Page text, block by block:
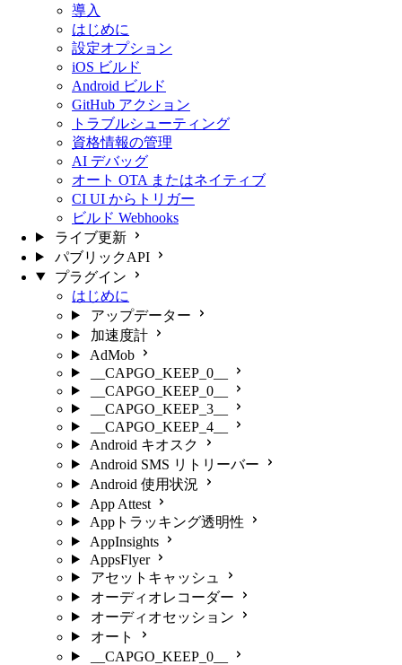
導入
はじめに
設定オプション
iOS ビルド
Android ビルド
GitHub アクション
トラブルシューティング
資格情報の管理
AI デバッグ
オート OTA またはネイティブ
CI UI からトリガー
ビルド Webhooks
ライブ更新
パブリックAPI
プラグイン
はじめに
アップデーター
加速度計
AdMob
__CAPGO_KEEP_0__
__CAPGO_KEEP_0__
__CAPGO_KEEP_3__
__CAPGO_KEEP_4__
Android キオスク
Android SMS リトリーバー
Android 使用状況
App Attest
Appトラッキング透明性
AppInsights
AppsFlyer
アセットキャッシュ
オーディオレコーダー
オーディオセッション
オート
__CAPGO_KEEP_0__